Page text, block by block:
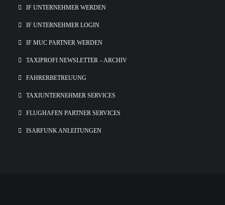
IF UNTERNEHMER WERDEN
IF UNTERNEHMER LOGIN
IF MUC PARTNER WERDEN
TAXIPROFI NEWSLETTER – ARCHIV
FAHRERBETREUUNG
TAXIUNTERNEHMER SERVICES
FLUGHAFEN PARTNER SERVICES
ISARFUNK ANLEITUNGEN